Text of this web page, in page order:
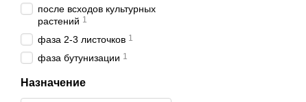
после всходов культурных
растений 1
фаза 2-3 листочков 1
фаза бутунизации 1
Назначение